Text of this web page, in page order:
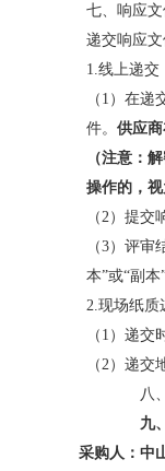
七、响应
递交响应文
1.线上递交
（ 1）在递
件。 供应商
（注意：
操作的 ，
（2）提交
（3）评审
本”或“副
2.现场纸质
（ 1）递交
（2）递交
八、
九
采购人 ： 中